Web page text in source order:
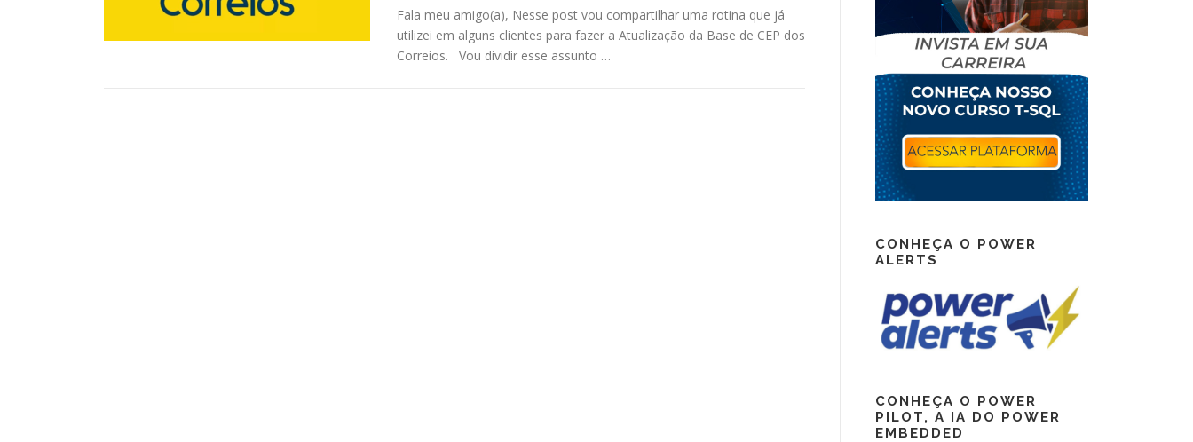
Fala meu amigo(a), Nesse post vou compartilhar uma rotina que já
utilizei em alguns clientes para fazer a Atualização da Base de CEP dos
Correios. Vou dividir esse assunto …
CONHEÇA O POWER
ALERTS
CONHEÇA O POWER
PILOT, A IA DO POWER
EMBEDDED